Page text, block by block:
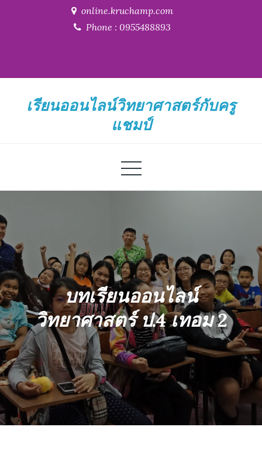
online.kruchamp.com
Phone : 0955488893
เรียนออนไลน์วิทยาศาสตร์กับครู
แชมป์
บทเรียนออนไลน์
วิทยาศาสตร์ ป.4 เทอม 2